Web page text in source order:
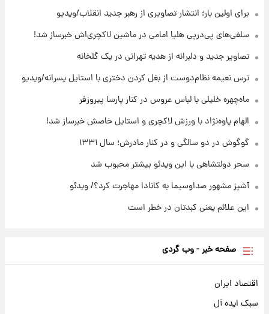
۱۶ ساعت پیش
با قدرتمندترین و بادوام ترین تانک جهان آشنا
شوید+ فیلم
۱۷ ساعت پیش
برای اولین بار؛ انتشار تصاویری از رهبر جدید انقلاب/ویدیو
سلفی‌های پی‌درپی هلیا امامی در ماشین لاکچری‌اش خبرساز شد!
تصاویر جدید و دلبرانه از هدیه تهرانی در یک گلخانه
ترس نعیمه نظام‌دوست از بغل کردن دختری با استایل پسرانه/ویدیو
ماه‌چهره خلیلی با لباس عروس در کنار پارسا پیروزفر
الهام پاوه‌نژاد با ورزش لاکچری و استایل خاصش خبرساز شد!
گوگوش در دو سالگی و در کنار مادرش؛ سال ۱۳۳۱
سحر دولتشاهی با این ویدئو بیشتر محبوب شد
آشپز مشهور صداوسیما به کانادا مهاجرت کرد؟/ ویدئو
این علائم یعنی کبدتان در خطر است
صفحه خبر - وب گردی
اقتصاد ایران
سبک ایده آل